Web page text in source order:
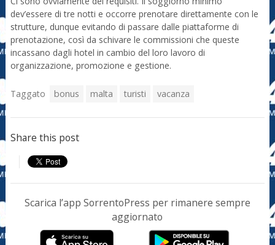
dev’essere di tre notti e occorre prenotare direttamente con le
strutture, dunque evitando di passare dalle piattaforme di
prenotazione, così da schivare le commissioni che queste
incassano dagli hotel in cambio del loro lavoro di
organizzazione, promozione e gestione.
Taggato bonus malta turisti vacanza
Share this post
Scarica l’app SorrentoPress per rimanere sempre
aggiornato